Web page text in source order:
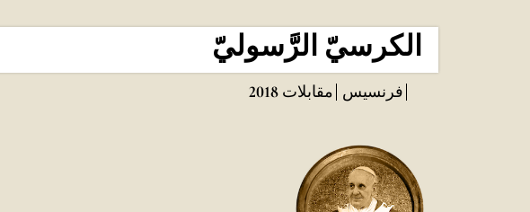
الكرسيّ الرَّسوليّ
فرنسيس مقابلات 2018